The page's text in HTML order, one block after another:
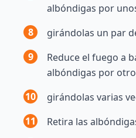
albóndigas por
8
girándolas un par
9
Reduce el fuego a
albóndigas por
10
girándolas varias
11
Retira las